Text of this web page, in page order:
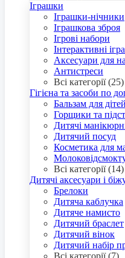
Іграшки
Іграшки-нічники
Іграшкова зброя
Ігрові набори
Інтерактивні
Аксесуари для
Антистреси
Всі категорії (25)
Гігієна та засоби по
Бальзам для дітей
Горщики та
Дитячі
Дитячий посуд
Косметика для
Всі категорії (14)
Дитячі аксесуари і
Брелоки
Дитяча каблучка
Дитяче намисто
Дитячий браслет
Дитячий вінок
Дитячий набір
Всі категорії (7)